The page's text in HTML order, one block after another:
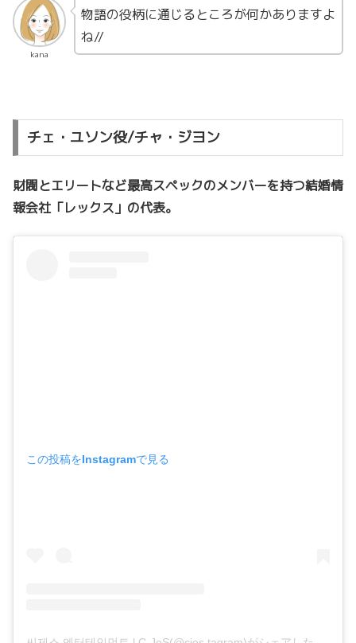
kana
物語の役柄に通じるところが何かありますよ
ね//
チェ・ユソン役/チャ・ジヨン
財閥とエリートなど最高スペックのメンバーを持つ結婚情
報会社「レックス」の代表。
この投稿をInstagramで見る